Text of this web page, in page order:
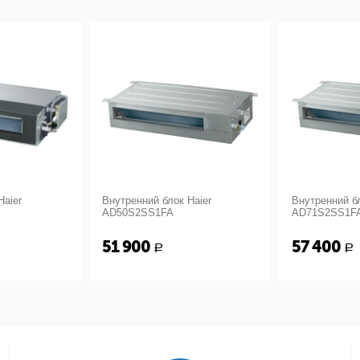
Внутренний блок Haier
AD50S2SS1FA
51 900 Р
Внутренний
57 400 Р